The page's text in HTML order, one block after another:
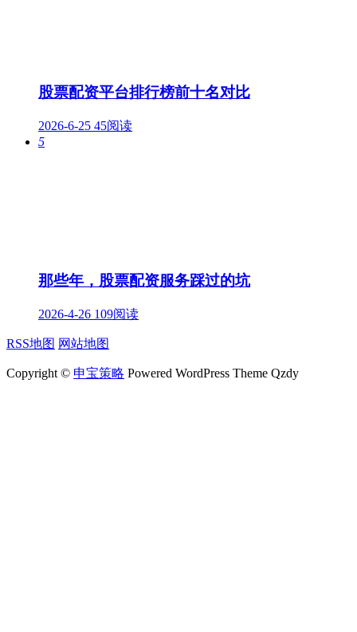
股票配资平台排行榜前十名对比
2026-6-25 45阅读
5
那些年，股票配资服务踩过的坑
2026-4-26 109阅读
RSS地图 网站地图
Copyright © 申宝策略 Powered WordPress Theme Qzdy